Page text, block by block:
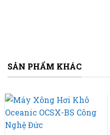
SẢN PHẨM KHÁC